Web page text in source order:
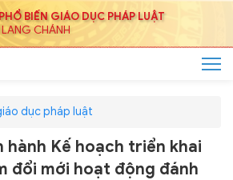
BIẾN GIÁO DỤC PHÁP LUẬT
LANG CHÁNH
dục pháp luật
hành Kế hoạch triển khai
đổi mới hoạt động đánh